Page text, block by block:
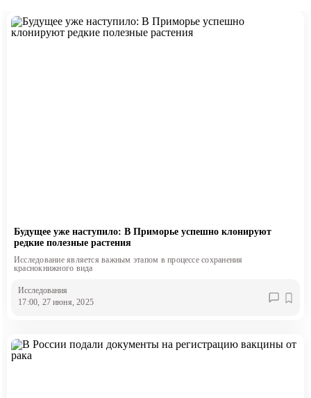
Будущее уже наступило: В Приморье успешно клонируют
редкие полезные растения
Исследование является важным этапом в процессе сохранения
краснокнижного вида
Исследования
17:00, 27 июня, 2025